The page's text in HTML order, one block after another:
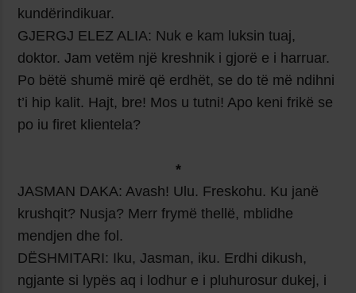
kundërindikuar.
GJERGJ ELEZ ALIA: Nuk e kam luksin tuaj,
doktor. Jam vetëm një kreshnik i gjorë e i harruar.
Po bëtë shumë mirë që erdhët, se do të më ndihni
t’i hip kalit. Hajt, bre! Mos u tutni! Apo keni frikë se
po iu firet klientela?
*
JASMAN DAKA: Avash! Ulu. Freskohu. Ku janë
krushqit? Nusja? Merr frymë thellë, mblidhe
mendjen dhe fol.
DËSHMITARI: Iku, Jasman, iku. Erdhi dikush,
ngjante si lypës aq i lodhur e i pluhurosur dukej, i